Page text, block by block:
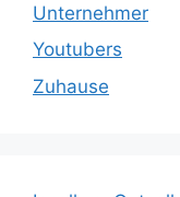
Unternehmer
Youtubers
Zuhause